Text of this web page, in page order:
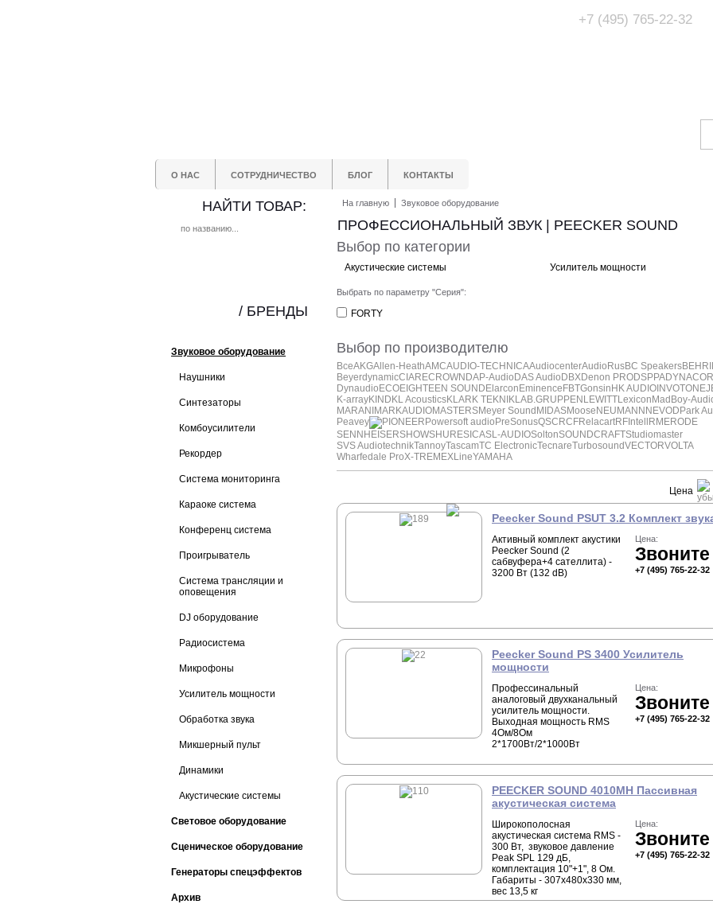
+7 (495) 765-22-32
О НАС СОТРУДНИЧЕСТВО БЛОГ КОНТАКТЫ
НАЙТИ ТОВАР:
Звуковое оборудование
Наушники
Синтезаторы
Комбоусилители
Рекордер
Система мониторинга
Караоке система
Конференц система
Проигрыватель
Система трансляции и
оповещения
DJ оборудование
Радиосистема
Микрофоны
Усилитель мощности
Обработка звука
Микшерный пульт
Динамики
Акустические системы
Световое оборудование
Сценическое оборудование
Генераторы спецэффектов
Архив
/ БРЕНДЫ
На главную Звуковое оборудование
ПРОФЕССИОНАЛЬНЫЙ ЗВУК | PEECKER SOUND
Выбор по категории
Акустические системы Усилитель мощности
Выбрать по параметру "Серия":
FORTY
Выбор по производителю
ВсеAKGAllen-HeathAMCAUDIO-TECHNICAAudiocenterAudioRusBC Speakers
BeyerdynamicCIARECROWN DAP-Audio DAS Audio DBXDenon PRODSPPA
Dynaudio ECOEIGHTEEN SOUND Elarcon Eminence FBTGonsin HK AUDIO INVOTONE
K-arrayKIND KL AcousticsKLARK TEKNIKLAB.GRUPPEN LEWITTLexicon MadBoy-
MARANI MARKAUDIOMASTERSMeyer Sound MIDASMoose NEUMANN NEVOD Park
Peavey
PIONEER Powersoft audio PreSonusQSC RCFRelacartRFIntell RMERODE
SENNHEISERSHOWSHURESICASL-AUDIOSoltonSOUNDCRAFTStudiomaster
SVS AudiotechnikTannoyTascamTC ElectronicTecnareTurbosoundVECTORVOLTA
Wharfedale ProX-TREMEXLineYAMAHA
Цена
Peecker Sound PSUT 3.2 Комплект
Активный комплект акустики
Peecker Sound (2
сабвуфера+4 сателлита) -
3200 Вт (132 dB)
Цена:
Звоните
+7 (495) 765-22-32
Peecker Sound PS 3400 Усилитель
мощности
Профессинальный
аналоговый двухканальный
усилитель мощности.
Выходная мощность RMS
4Ом/8Ом
2*1700Вт/2*1000Вт
Цена:
Звоните
+7 (495) 765-22-32
PEECKER SOUND 4010MH Пассивная
акустическая система
Широкополосная
акустическая система RMS -
300 Вт, звуковое давление
Peak SPL 129 дБ,
комплектация 10"+1", 8 Ом.
Габариты - 307х480х330 мм,
вес 13,5 кг
Цена:
Звоните
+7 (495) 765-22-32